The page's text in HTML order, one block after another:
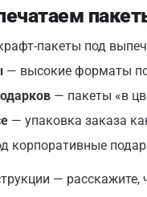
пакеты под
— высокие форматы
— пакеты «в
— упаковка заказа
корпоративные
—